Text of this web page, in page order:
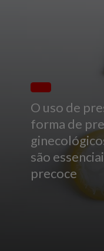
O uso de
forma de
são
precoce